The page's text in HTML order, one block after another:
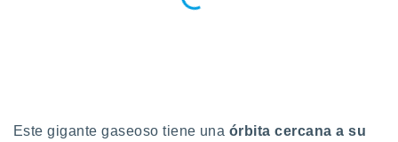
deEste gigante gaseoso tiene una órbita cercana a su